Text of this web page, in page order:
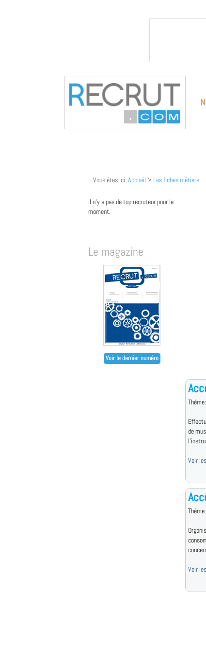
Vous êtes ici: Accueil > Les fiches métiers
Il n'y a pas de top recruteur pour le
moment.
Le magazine
Voir le dernier numéro
Thème:
de
Voir
Thème:
Voir